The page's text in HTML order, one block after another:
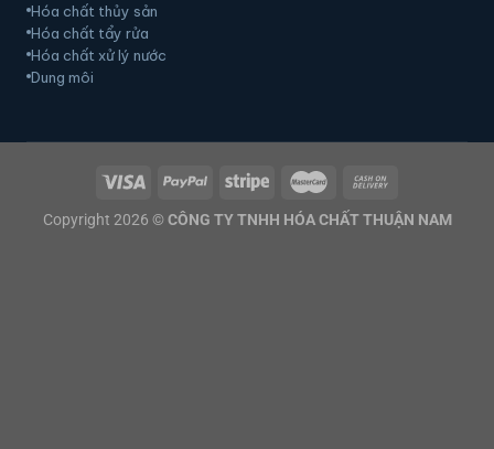
Hóa chất thủy sản
Hóa chất tẩy rửa
Hóa chất xử lý nước
Dung môi
Copyright 2026 © CÔNG TY TNHH HÓA CHẤT THUẬN NAM